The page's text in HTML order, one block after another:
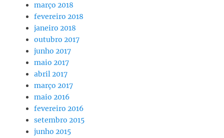
março 2018
fevereiro 2018
janeiro 2018
outubro 2017
junho 2017
maio 2017
abril 2017
março 2017
maio 2016
fevereiro 2016
setembro 2015
junho 2015